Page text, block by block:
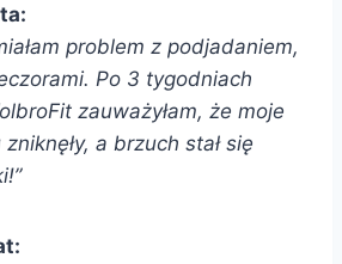
problem z podjadaniem,
Po 3 tygodniach
zauważyłam, że moje
a brzuch stał się